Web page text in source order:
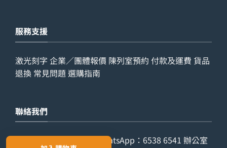
服務支援
激光刻字 企業／團體報價 陳列室預約 付款及運費 貨品
退換 常見問題 選購指南
聯絡我們
查詢電話：9029 7975WhatsApp： 6538 6541 辦公室